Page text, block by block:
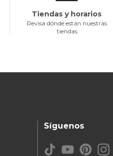
Tiendas y horarios
Revisa dónde están nuestras
tiendas
Síguenos